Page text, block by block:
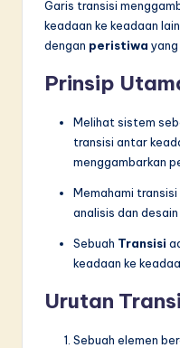
Garis transisi
keadaan ke keadaan
dengan peristiwa yang
Prinsip
Melihat sistem
transisi antar
menggambarkan
Memahami
analisis dan
Sebuah Transisi
keadaan ke
Urutan
Sebuah elemen